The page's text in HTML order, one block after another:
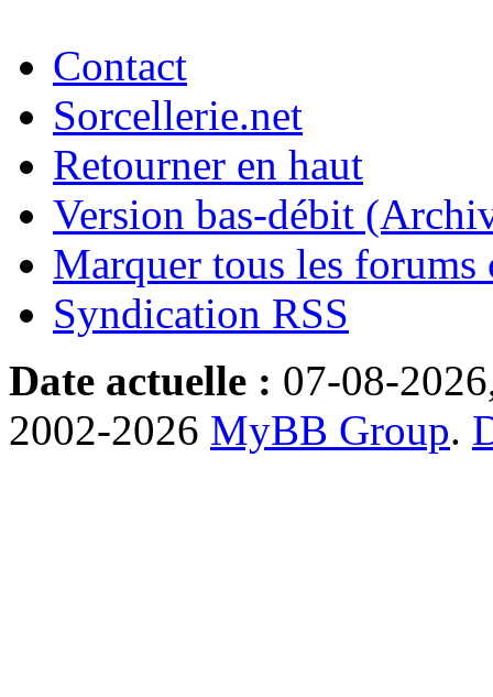
Contact
Sorcellerie.net
Retourner en haut
Version bas-débit
Marquer tous les forums
Syndication RSS
Date actuelle : 07-08-
2002-2026 MyBB Group.